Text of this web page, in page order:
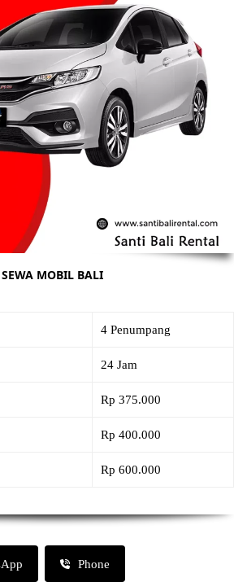
SEWA MOBIL BALI
4 Penumpang
24 Jam
Rp 375.000
Rp 400.000
Rp 600.000
Phone